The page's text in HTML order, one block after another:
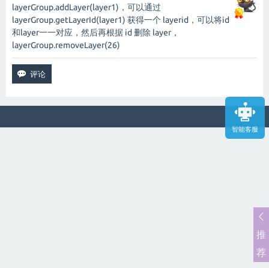
智能客服
layerGroup.addLayer(layer1)，可以通过
layerGroup.getLayerId(layer1) 获得一个 layerid，可以将id
和layer一一对应，然后再根据 id 删除 layer，
layerGroup.removeLayer(26)